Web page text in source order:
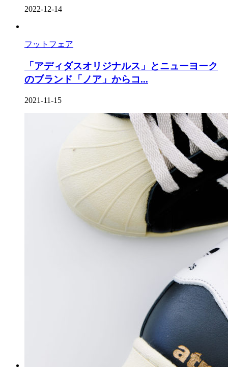
2022-12-14
フットフェア
「アディダスオリジナルス」とニューヨーク
のブランド「ノア」からコ...
2021-11-15